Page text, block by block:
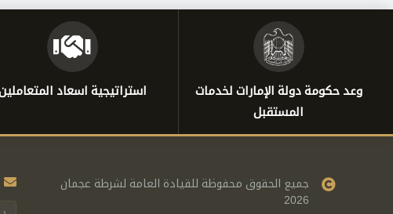
وعد حكومة دولة الإمارات لخدمات
المستقبل
استراتيجية اسعاد
جميع الحقوق محفوظة للقيادة العامة لشرطة عجمان
2026